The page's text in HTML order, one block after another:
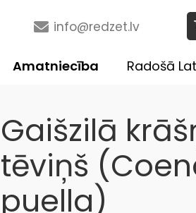
info@redzet.lv
Radošā
Amatniecība
Gaišzilā
tēviņš
puella)